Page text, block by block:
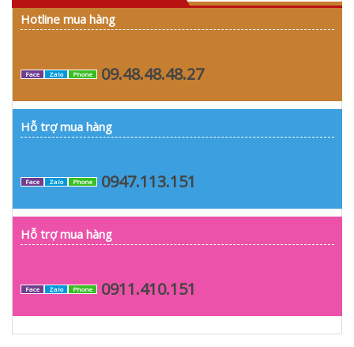
Hotline mua hàng
Face Zalo Phone 09.48.48.48.27
Hỗ trợ mua hàng
Face Zalo Phone 0947.113.151
Hỗ trợ mua hàng
Face Zalo Phone 0911.410.151